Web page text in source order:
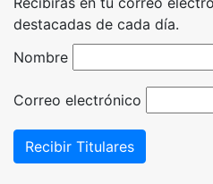
destacadas de cada día.
Nombre
Correo electrónico
Recibir Titulares